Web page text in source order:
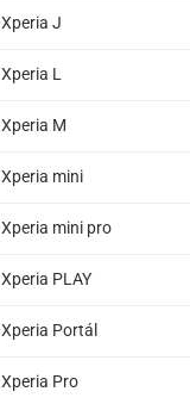
Xperia J
Xperia L
Xperia M
Xperia mini
Xperia mini pro
Xperia PLAY
Xperia Portál
Xperia Pro